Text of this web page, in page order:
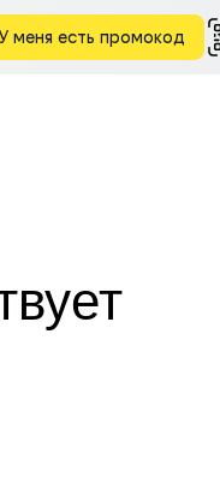
меня есть промокод